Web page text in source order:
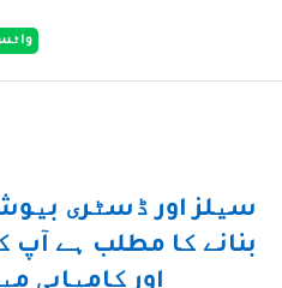
سیلز اور ڈسٹری
بنانے کا مطلب ہے آپ